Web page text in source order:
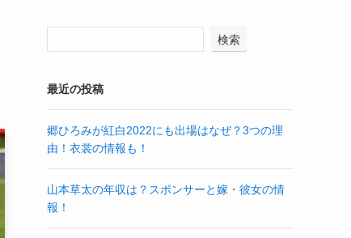
検索
最近の投稿
郷ひろみが紅白2022にも出場はなぜ？3つの理
由！衣裳の情報も！
山本草太の年収は？スポンサーと嫁・彼女の情
報！